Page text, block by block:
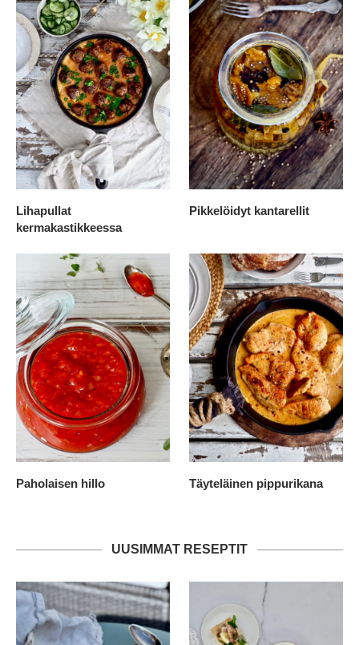
Lihapullat
kermakastikkeessa
Pikkelöidyt kantarellit
Paholaisen hillo Täyteläinen pippurikana
UUSIMMAT RESEPTIT